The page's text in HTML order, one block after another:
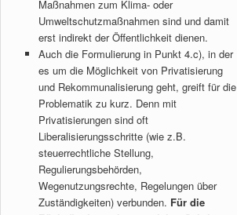
Maßnahmen zum Klima- oder
Umweltschutzmaßnahmen sind und damit
erst indirekt der Öffentlichkeit dienen.
Auch die Formulierung in Punkt 4.c), in der
es um die Möglichkeit von Privatisierung
und Rekommunalisierung geht, greift für die
Problematik zu kurz. Denn mit
Privatisierungen sind oft
Liberalisierungsschritte (wie z.B.
steuerrechtliche Stellung,
Regulierungsbehörden,
Wegenutzungsrechte, Regelungen über
Zuständigkeiten) verbunden. Für die